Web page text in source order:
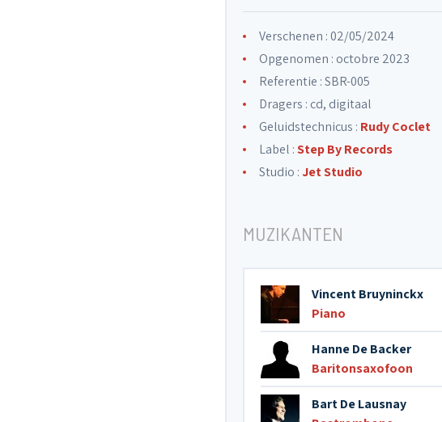
Verschenen : 02/05/2024
Opgenomen : octobre 2023
Referentie : SBR-005
Dragers : cd, digitaal
Geluidstechnicus : Rudy Coclet
Label :Step By Records
Studio :Jet Studio
MUZIKANTEN
Vincent Bruyninckx
Piano
Hanne De Backer
Baritonsaxofoon
Bart De Lausnay